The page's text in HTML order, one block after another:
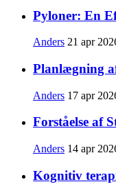
Pyloner: En
Anders 21 apr
Planlægning
Anders 17 apr
Forståelse af
Anders 14 apr
Kognitiv